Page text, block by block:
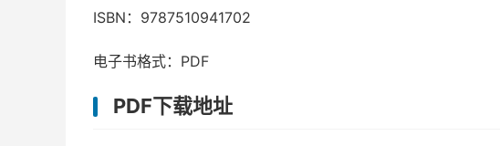
ISBN：9787510941702
电子书格式：PDF
PDF下载地址